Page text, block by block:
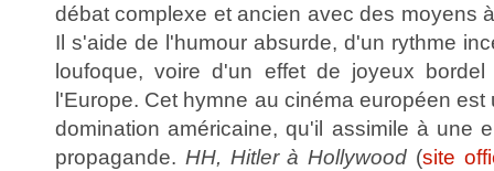
débat complexe et ancien avec des moyens
Il s'aide de l'humour absurde, d'un rythme
loufoque, voire d'un effet de joyeux
l'Europe. Cet hymne au cinéma européen
domination américaine, qu'il assimile à une
propagande. HH, Hitler à Hollywood (site